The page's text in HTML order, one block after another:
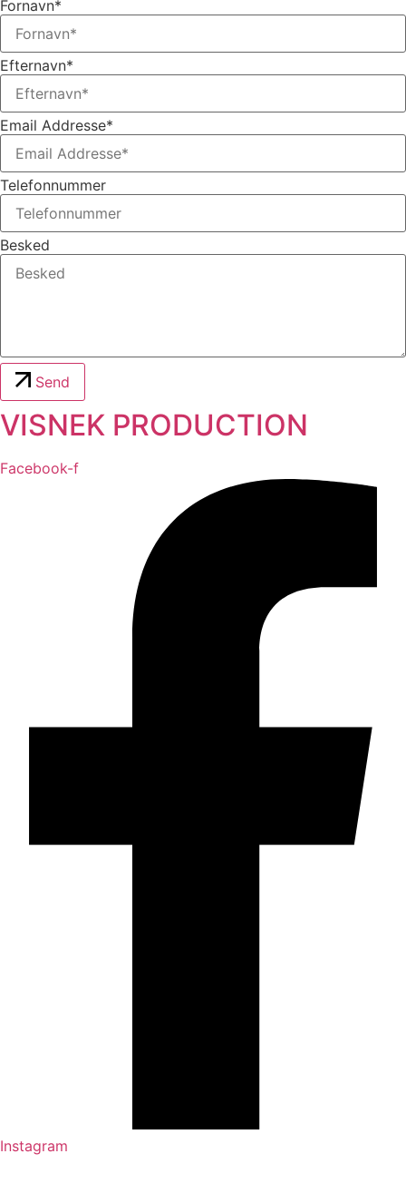
Fornavn*
Efternavn*
Email Addresse*
Telefonnummer
Besked
Send
VISNEK PRODUCTION
Facebook-f
Instagram